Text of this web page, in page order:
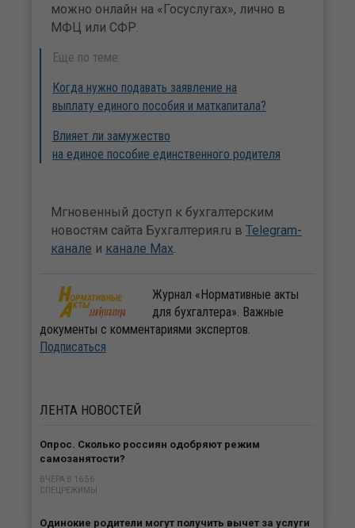
можно онлайн на «Госуслугах», лично в
МФЦ или СФР.
Еще по теме:
Когда нужно подавать заявление на
выплату единого пособия и маткапитала?
Влияет ли замужество
на единое пособие единственного родителя
Мгновенный доступ к бухгалтерским
новостям сайта Бухгалтерия.ru в Telegram-
канале и канале Max.
Журнал «Нормативные акты
для бухгалтера». Важные
документы с комментариями экспертов.
Подписаться
ЛЕНТА НОВОСТЕЙ
Опрос. Сколько россиян одобряют режим
самозанятости?
ВЧЕРА В 16:56
СПЕЦРЕЖИМЫ
Одинокие родители могут получить вычет за услуги